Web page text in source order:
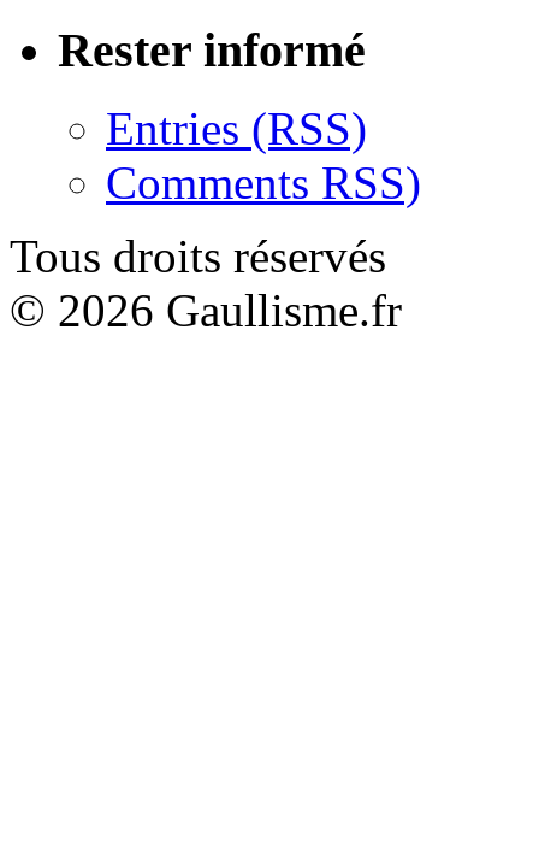
Rester informé
Entries (RSS)
Comments RSS)
Tous droits réservés
© 2026 Gaullisme.fr